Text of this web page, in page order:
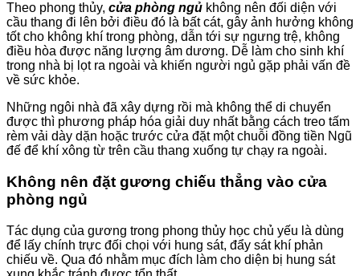
Theo phong thủy, cửa phòng ngủ không nên đối diện với
cầu thang đi lên bởi điều đó là bất cát, gây ảnh hưởng không
tốt cho không khí trong phòng, dẫn tới sự ngưng trệ, không
điều hòa được năng lượng âm dương. Dễ làm cho sinh khí
trong nhà bị lọt ra ngoài và khiến người ngủ gặp phải vấn đề
về sức khỏe.
Những ngôi nhà đã xây dựng rồi mà không thể di chuyển
được thì phương pháp hóa giải duy nhất bằng cách treo tấm
rèm vải dày dặn hoặc trước cửa đặt một chuỗi đồng tiền Ngũ
đế để khí xông từ trên cầu thang xuống tự chạy ra ngoài.
Không nên đặt gương chiếu thẳng vào cửa
phòng ngủ
Tác dụng của gương trong phong thủy học chủ yếu là dùng
để lấy chính trực đối chọi với hung sát, đẩy sát khí phản
chiếu về. Qua đó nhằm mục đích làm cho diện bị hung sát